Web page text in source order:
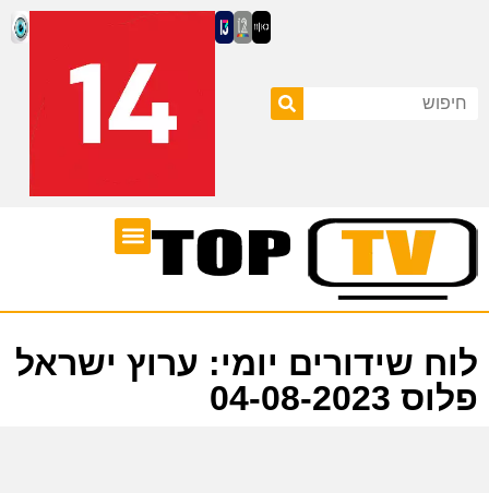
לוח שידורים יומי: ערוץ ישראל
פלוס 04-08-2023